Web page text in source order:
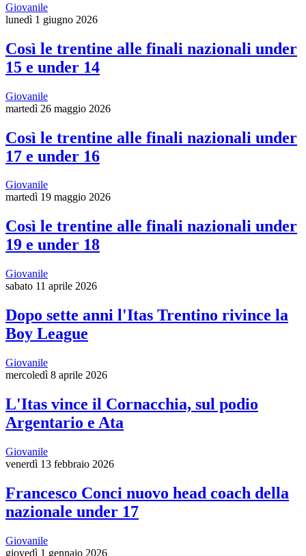
Giovanile
lunedì 1 giugno 2026
Così le trentine alle finali nazionali under
15 e under 14
Giovanile
martedì 26 maggio 2026
Così le trentine alle finali nazionali under
17 e under 16
Giovanile
martedì 19 maggio 2026
Così le trentine alle finali nazionali under
19 e under 18
Giovanile
sabato 11 aprile 2026
Dopo sette anni l'Itas Trentino rivince la
Boy League
Giovanile
mercoledì 8 aprile 2026
L'Itas vince il Cornacchia, sul podio
Argentario e Ata
Giovanile
venerdì 13 febbraio 2026
Francesco Conci nuovo head coach della
nazionale under 17
Giovanile
giovedì 1 gennaio 2026